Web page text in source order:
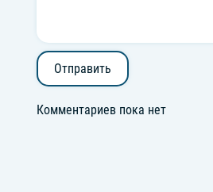
Отправить
Комментариев пока нет